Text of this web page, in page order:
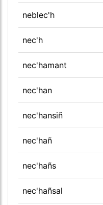
neblec'h
nec'h
nec'hamant
nec'han
nec'hansiñ
nec'hañ
nec'hañs
nec'hañsal